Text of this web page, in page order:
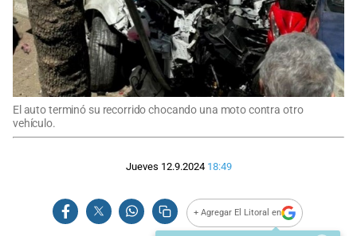
El auto terminó su recorrido chocando una moto contra otro
vehículo.
Jueves 12.9.2024 18:49
+ Agregar El Litoral en